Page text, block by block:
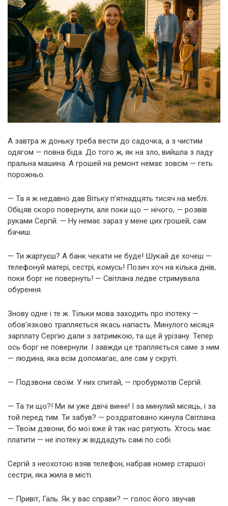
А завтра ж доньку треба вести до садочка, а з чистим
одягом — повна біда. До того ж, як на зло, вийшла з ладу
пральна машина. А грошей на ремонт немає зовсім — геть
порожньо.
— Та я ж недавно дав Вітьку п’ятнадцять тисяч на меблі.
Обіцяв скоро повернути, але поки що — нічого, — розвів
руками Сергій. — Ну немає зараз у мене цих грошей, сам
бачиш.
— Ти жартуєш? А банк чекати не буде! Шукай де хочеш —
телефонуй матері, сестрі, комусь! Позич хоч на кілька днів,
поки борг не повернуть! — Світлана ледве стримувала
обурення.
Знову одне і те ж. Тільки мова заходить про іпотеку —
обов’язково трапляється якась напасть. Минулого місяця
зарплату Сергію дали з затримкою, та ще й урізану. Тепер
ось борг не повернули. І завжди це трапляється саме з ним
— людина, яка всім допомагає, але сам у скруті.
— Подзвони своїм. У них спитай, — пробурмотів Сергій.
— Та ти що?! Ми їм уже двічі винні! І за минулий місяць, і за
той перед тим. Ти забув? — роздратовано кинула Світлана.
— Твоїм дзвони, бо мої вже й так нас рятують. Хтось має
платити — не іпотеку ж віддадуть самі по собі.
Сергій з неохотою взяв телефон, набрав номер старшої
сестри, яка жила в місті.
— Привіт, Галь. Як у вас справи? — голос його звучав